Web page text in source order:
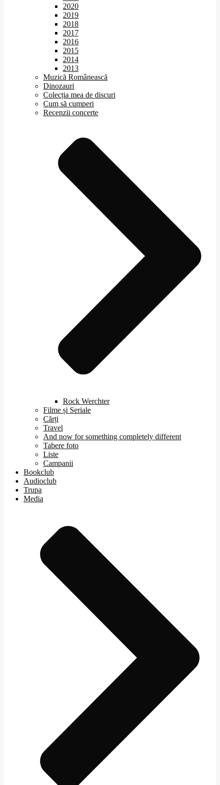
2020
2019
2018
2017
2016
2015
2014
2013
Muzică Românească
Dinozauri
Colecția mea de discuri
Cum să cumperi
Recenzii concerte
Rock Werchter
Filme și Seriale
Cărți
Travel
And now for something completely different
Tabere foto
Liste
Campanii
Bookclub
Audioclub
Trupa
Media